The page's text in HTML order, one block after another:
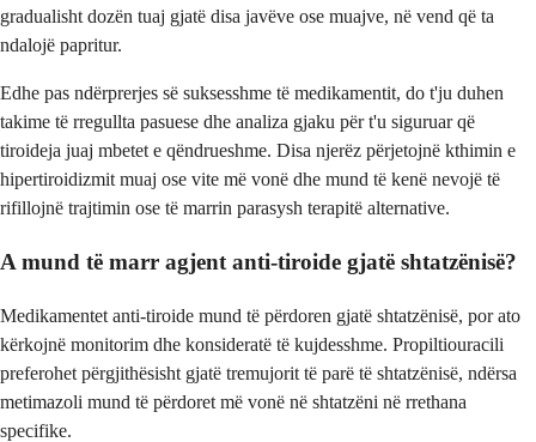
gradualisht dozën tuaj gjatë disa javëve ose muajve, në vend që ta
ndalojë papritur.
Edhe pas ndërprerjes së suksesshme të medikamentit, do t'ju duhen
takime të rregullta pasuese dhe analiza gjaku për t'u siguruar që
tiroideja juaj mbetet e qëndrueshme. Disa njerëz përjetojnë kthimin e
hipertiroidizmit muaj ose vite më vonë dhe mund të kenë nevojë të
rifillojnë trajtimin ose të marrin parasysh terapitë alternative.
A mund të marr agjent anti-tiroide gjatë shtatzënisë?
Medikamentet anti-tiroide mund të përdoren gjatë shtatzënisë, por ato
kërkojnë monitorim dhe konsideratë të kujdesshme. Propiltiouracili
preferohet përgjithësisht gjatë tremujorit të parë të shtatzënisë, ndërsa
metimazoli mund të përdoret më vonë në shtatzëni në rrethana
specifike.